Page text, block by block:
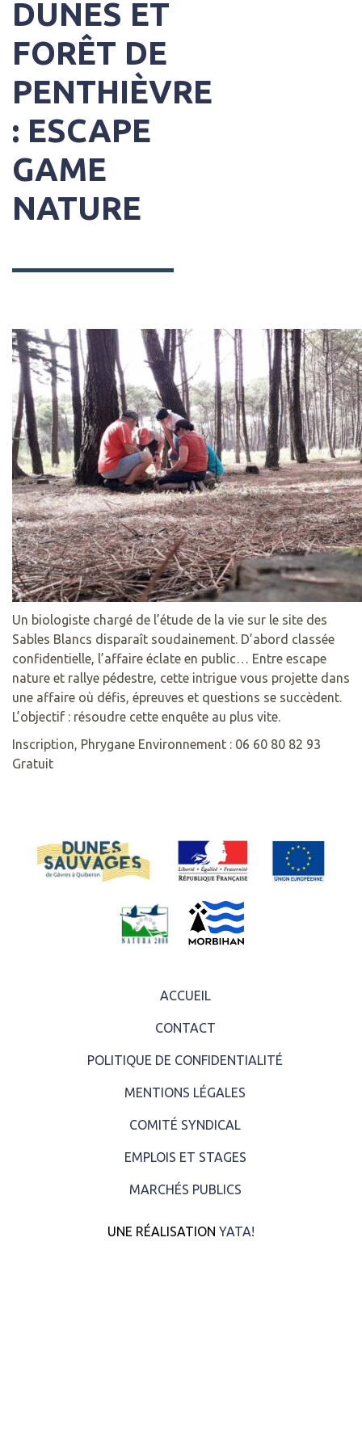
DUNES ET
FORÊT DE
PENTHIÈVRE
: ESCAPE
GAME
NATURE
Un biologiste chargé de l’étude de la vie sur le site des
Sables Blancs disparaît soudainement. D’abord classée
confidentielle, l’affaire éclate en public… Entre escape
nature et rallye pédestre, cette intrigue vous projette dans
une affaire où défis, épreuves et questions se succèdent.
L’objectif : résoudre cette enquête au plus vite.
Inscription, Phrygane Environnement : 06 60 80 82 93
Gratuit
ACCUEIL
CONTACT
POLITIQUE DE CONFIDENTIALITÉ
MENTIONS LÉGALES
COMITÉ SYNDICAL
EMPLOIS ET STAGES
MARCHÉS PUBLICS
UNE RÉALISATION YATA!